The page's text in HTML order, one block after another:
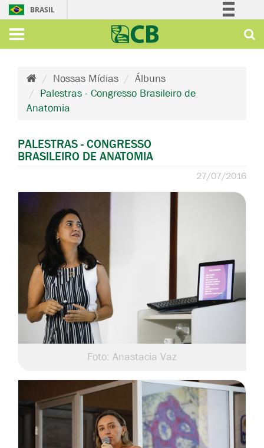
BRASIL
Acesso à informação
Legislação
Nossas Mídias
Álbuns
Palestras - Congresso Brasileiro de
Anatomia
PALESTRAS - CONGRESSO
BRASILEIRO DE ANATOMIA
27/07/2016
Foto: Anastacia Vaz